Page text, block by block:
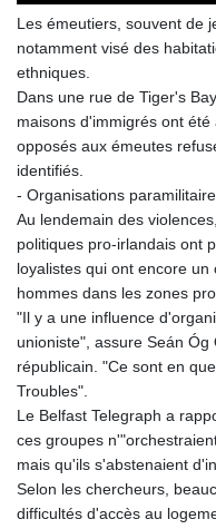
Les émeutiers, souvent de
notamment visé des
ethniques.
Dans une rue de Tiger's
maisons d'immigrés ont
opposés aux émeutes
identifiés.
- Organisations
Au lendemain des
politiques pro-irlandais ont
loyalistes qui ont encore
hommes dans les zones
"Il y a une influence
unioniste", assure Seán
républicain. "Ce sont en
Troubles".
Le Belfast Telegraph a
ces groupes
mais qu'ils s'abstenaient
Selon les chercheurs,
difficultés d'accès au